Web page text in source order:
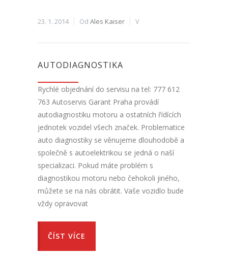
23. 1. 2014 Od Ales Kaiser V
AUTODIAGNOSTIKA
Rychlé objednání do servisu na tel: 777 612
763 Autoservis Garant Praha provádí
autodiagnostiku motoru a ostatních řídících
jednotek vozidel všech značek. Problematice
auto diagnostiky se věnujeme dlouhodobě a
společně s autoelektrikou se jedná o naší
specializaci. Pokud máte problém s
diagnostikou motoru nebo čehokoli jiného,
můžete se na nás obrátit. Vaše vozidlo bude
vždy opravovat
ČÍST VÍCE